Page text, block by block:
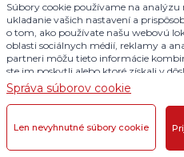
Súbory cookie používame na
ukladanie vašich nastavení a
o tom, ako používate našu webovú
oblasti sociálnych médií, reklamy a
partneri môžu tieto informácie
ste im poskytli alebo ktoré získali v
Podrobné informácie
Správa súborov cookie
Len nevyhnutné súbory cookie